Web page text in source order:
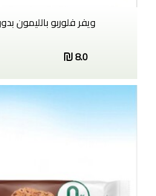
ويفر فلوربو بالليمون بدون
8.0